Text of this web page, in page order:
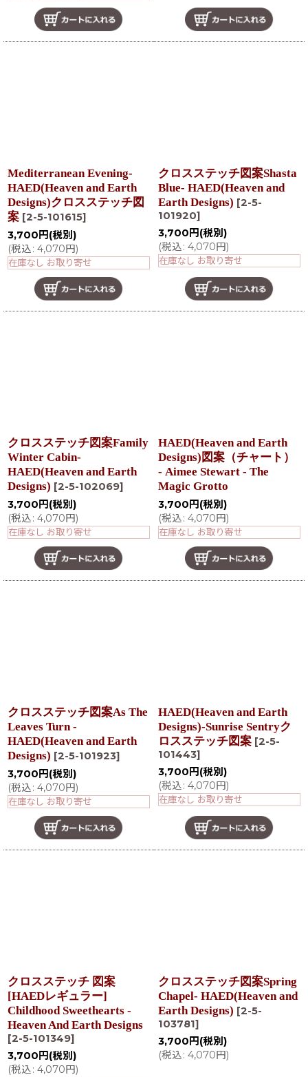
Mediterranean Evening-
HAED(Heaven and Earth
Designs)クロスステッチ図
案 [2-5-101615]
3,700 円 (税別)
(税込: 4,070円)
在庫なし お取り寄せ
クロスステッチ図案Shasta
Blue- HAED(Heaven and
Earth Designs) [2-5-
101920]
3,700 円 (税別)
(税込: 4,070円)
在庫なし お取り寄せ
クロスステッチ図案Family
Winter Cabin-
HAED(Heaven and Earth
Designs) [2-5-102069]
3,700 円 (税別)
(税込: 4,070円)
在庫なし お取り寄せ
HAED(Heaven and Earth
Designs)図案（チャート）
- Aimee Stewart - The
Magic Grotto
3,700 円 (税別)
(税込: 4,070円)
在庫なし お取り寄せ
クロスステッチ図案As The
Leaves Turn -
HAED(Heaven and Earth
Designs) [2-5-101923]
3,700 円 (税別)
(税込: 4,070円)
在庫なし お取り寄せ
HAED(Heaven and Earth
Designs)-Sunrise Sentryク
ロスステッチ図案 [2-5-
101443]
3,700 円 (税別)
(税込: 4,070円)
在庫なし お取り寄せ
クロスステッチ 図案
[HAEDレギュラー]
Childhood Sweethearts -
Heaven And Earth Designs
[2-5-101349]
3,700 円 (税別)
(税込: 4,070円)
クロスステッチ図案Spring
Chapel- HAED(Heaven and
Earth Designs) [2-5-
103781]
3,700 円 (税別)
(税込: 4,070円)